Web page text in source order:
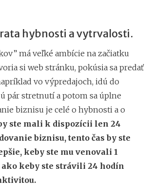
hybnosti a vytrvalosti.
má veľké ambície na začiatku
si web stránku, pokúsia sa predať
vo výpredajoch, idú do
pár stretnutí a potom sa úplne
biznisu je celé o hybnosti a o
ste mali k dispozícii len 24
biznisu, tento čas by ste
keby ste mu venovali 1
keby ste strávili 24 hodín